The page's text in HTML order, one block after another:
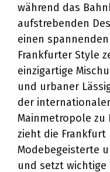
während das
aufstrebenden
einen
Frankfurter Style
einzigartige
und urbaner
der
Mainmetropole zu
zieht die Frankfurt
Modebegeisterte
und setzt